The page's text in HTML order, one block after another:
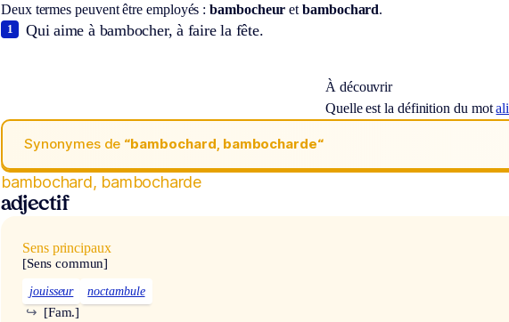
Deux termes peuvent être employés :bambocheur etbambochard.
Qui aime à bambocher, à faire la fête.
1
À découvrir
Quelle est la définition du mot
Synonymes de “bambochard, bambocharde“
bambochard, bambocharde
adjectif
Sens principaux
[Sens commun]
jouisseur noctambule
[Fam.]
↪